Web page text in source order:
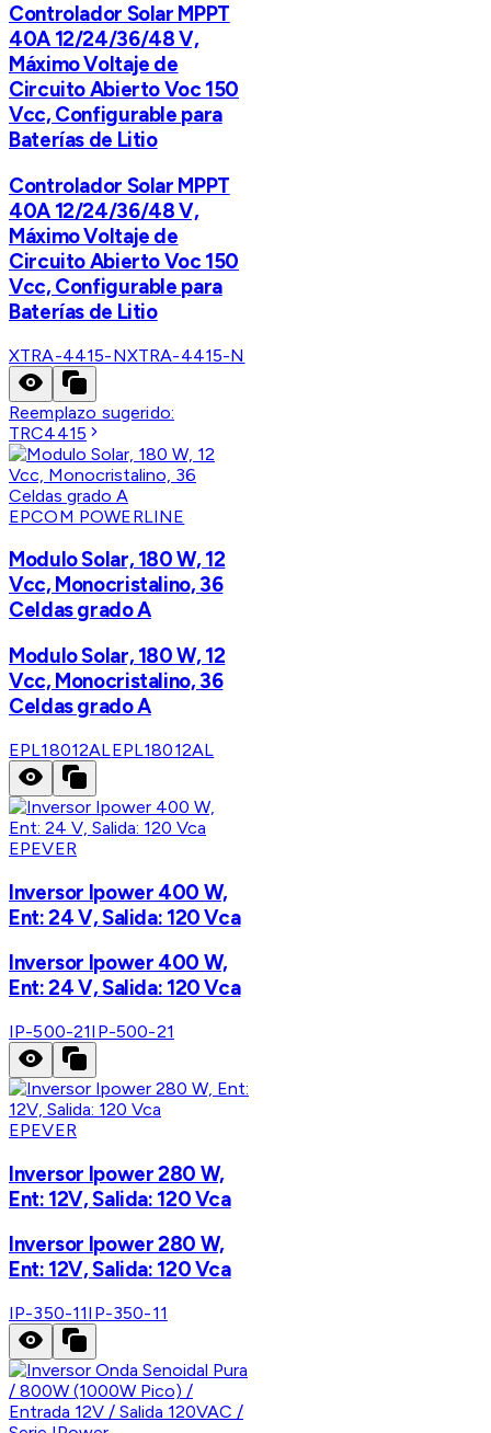
Controlador Solar MPPT
40A 12/24/36/48 V,
Máximo Voltaje de
Circuito Abierto Voc 150
Vcc, Configurable para
Baterías de Litio
Controlador Solar MPPT
40A 12/24/36/48 V,
Máximo Voltaje de
Circuito Abierto Voc 150
Vcc, Configurable para
Baterías de Litio
XTRA-4415-NXTRA-4415-N
Reemplazo sugerido:
TRC4415
EPCOM POWERLINE
Modulo Solar, 180 W, 12
Vcc, Monocristalino, 36
Celdas grado A
Modulo Solar, 180 W, 12
Vcc, Monocristalino, 36
Celdas grado A
EPL18012ALEPL18012AL
EPEVER
Inversor Ipower 400 W,
Ent: 24 V, Salida: 120 Vca
Inversor Ipower 400 W,
Ent: 24 V, Salida: 120 Vca
IP-500-21IP-500-21
EPEVER
Inversor Ipower 280 W,
Ent: 12V, Salida: 120 Vca
Inversor Ipower 280 W,
Ent: 12V, Salida: 120 Vca
IP-350-11IP-350-11